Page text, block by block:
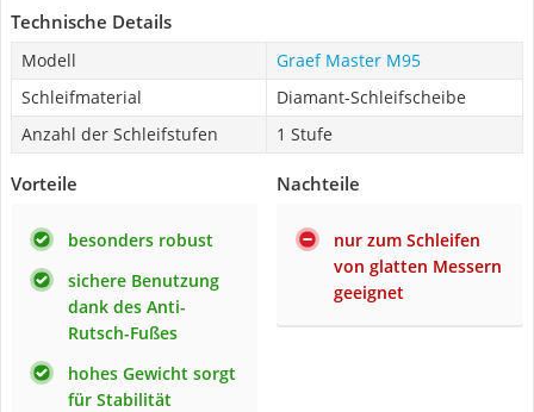
Technische Details
Modell
Graef Master M95
Schleifmaterial
Diamant-Schleifscheibe
Anzahl der Schleifstufen
1 Stufe
Vorteile
besonders robust
sichere Benutzung
dank des Anti-
Rutsch-Fußes
hohes Gewicht sorgt
für Stabilität
Nachteile
nur zum Schleifen
von glatten Messern
geeignet